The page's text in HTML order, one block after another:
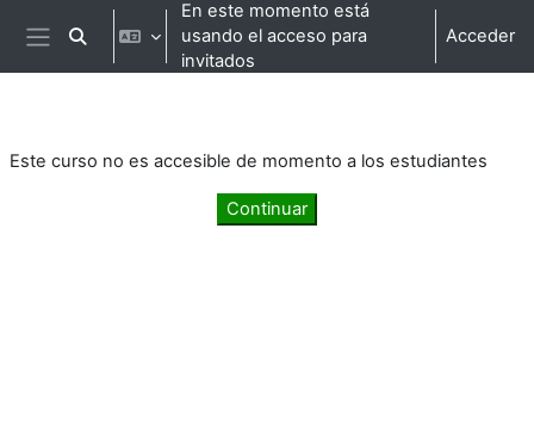
Salta al contenido principal
Panel lateral
Selector de búsqueda de entrada
En este momento está
usando el acceso para
invitados
Acceder
Este curso no es accesible de momento a los estudiantes
Continuar